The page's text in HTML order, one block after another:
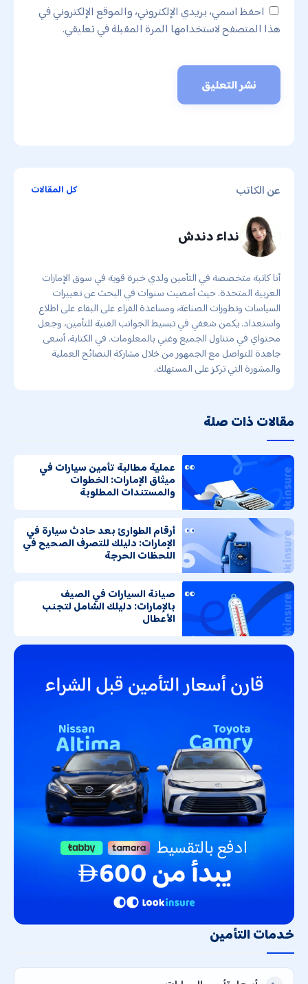
احفظ اسمي، بريدي الإلكتروني، والموقع الإلكتروني في
هذا المتصفح لاستخدامها المرة المقبلة في تعليقي.
عن الكاتب كل المقالات
نداء دندش
أنا كاتبة متخصصة في التأمين ولدي خبرة قوية في سوق الإمارات
العربية المتحدة. حيث أمضيت سنوات في البحث عن تغييرات
السياسات وتطورات الصناعة، ومساعدة القراء على البقاء على اطلاع
واستعداد. يكمن شغفي في تبسيط الجوانب الفنية للتأمين، وجعل
محتواي في متناول الجميع وغني بالمعلومات. في الكتابة، أسعى
جاهدة للتواصل مع الجمهور من خلال مشاركة النصائح العملية
والمشورة التي تركز على المستهلك.
مقالات ذات صلة
عملية مطالبة تأمين سيارات في
ميثاق الإمارات: الخطوات
والمستندات المطلوبة
أرقام الطوارئ بعد حادث سيارة في
الإمارات: دليلك للتصرف الصحيح في
اللحظات الحرجة
صيانة السيارات في الصيف
بالإمارات: دليلك الشامل لتجنب
الأعطال
خدمات التأمين